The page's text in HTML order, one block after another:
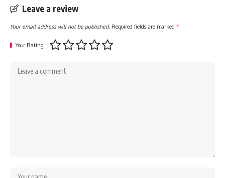
Leave a review
Your email address will not be published. Required fields are marked *
Your Rating